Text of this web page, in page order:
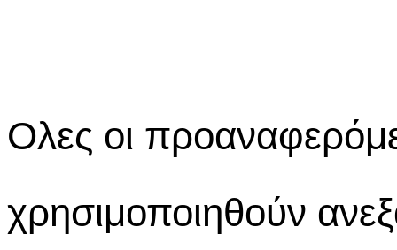
Ολες οι
χρησιμοποιηθούν